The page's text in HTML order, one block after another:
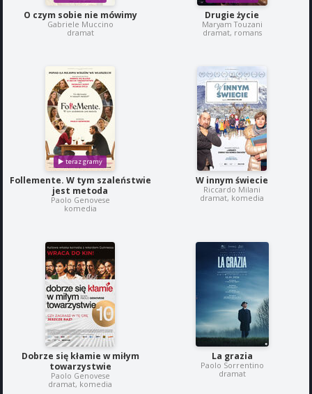
O czym sobie nie mówimy
Gabriele Muccino
dramat
Drugie życie
Maryam Touzani
dramat, romans
Follemente. W tym szaleństwie
jest metoda
Paolo Genovese
komedia
W innym świecie
Riccardo Milani
dramat, komedia
Dobrze się kłamie w miłym
towarzystwie
Paolo Genovese
dramat, komedia
La grazia
Paolo Sorrentino
dramat